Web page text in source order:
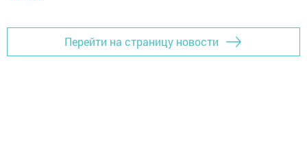
Перейти на страницу новости